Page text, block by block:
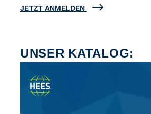
JETZT ANMELDEN
UNSER KATALOG: